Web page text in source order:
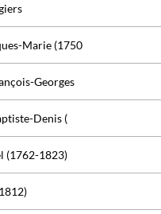
Marie (1750
Georges
Denis (
(1762-1823)